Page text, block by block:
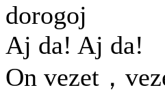
dorogoj
Aj da! Aj da!
On vezet，